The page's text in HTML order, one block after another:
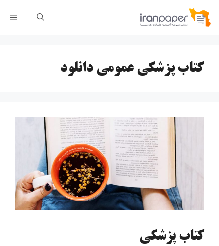
پرش
کتاب پزشکی عمومی دانلود
کتاب پزشکی